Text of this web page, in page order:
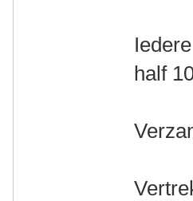
half